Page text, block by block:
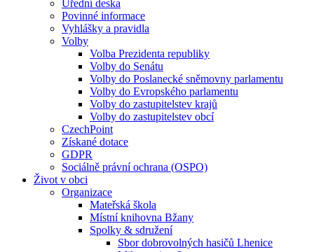
Úřední deska
Povinné informace
Vyhlášky a pravidla
Volby
Volba Prezidenta republiky
Volby do Senátu
Volby do Poslanecké sněmovny parlamentu
Volby do Evropského parlamentu
Volby do zastupitelstev krajů
Volby do zastupitelstev obcí
CzechPoint
Získané dotace
GDPR
Sociálně právní ochrana (OSPO)
Život v obci
Organizace
Mateřská škola
Místní knihovna Bžany
Spolky & sdružení
Sbor dobrovolných hasičů Lhenice